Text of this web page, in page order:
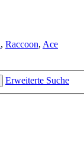
, Raccoon, Ace
Erweiterte Suche